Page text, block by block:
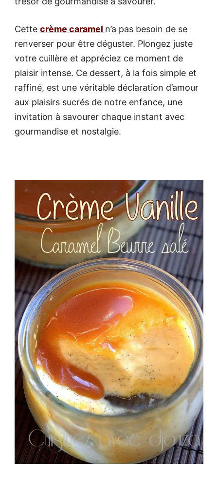
Cette crème caramel n’a pas besoin de se
renverser pour être déguster. Plongez juste
votre cuillère et appréciez ce moment de
plaisir intense. Ce dessert, à la fois simple et
raffiné, est une véritable déclaration d’amour
aux plaisirs sucrés de notre enfance, une
invitation à savourer chaque instant avec
gourmandise et nostalgie.